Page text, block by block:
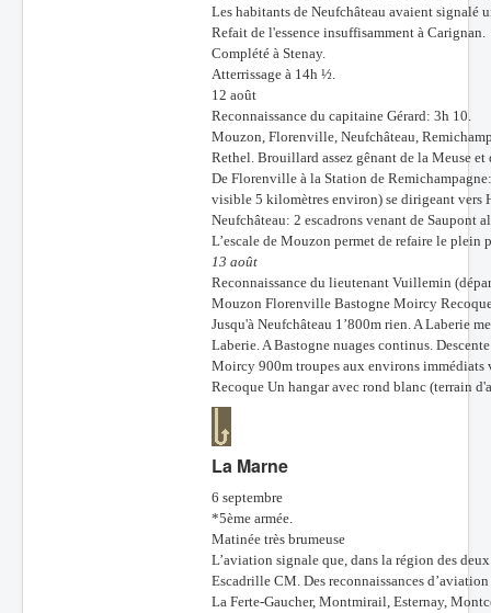
Les habitants de Neufchâteau avaient signalé
Refait de l'essence insuffisamment à Carignan.
Complété à Stenay.
Atterrissage à 14h ½.
12 août
Reconnaissance du capitaine Gérard: 3h 10.
Mouzon, Florenville, Neufchâteau,
Rethel. Brouillard assez gênant de la Meuse
De Florenville à la Station de
visible 5 kilomètres environ) se dirigeant vers
Neufchâteau: 2 escadrons venant de Saupont
L’escale de Mouzon permet de refaire le plein
13 août
Reconnaissance du lieutenant Vuillemin
Mouzon Florenville Bastogne Moircy
Jusqu'à Neufchâteau 1’800m rien. A Laberie
Laberie. A Bastogne nuages continus.
Moircy 900m troupes aux environs immédiats
Recoque Un hangar avec rond blanc (terrain
La Marne
6 septembre
*5ème armée.
Matinée très brumeuse
L’aviation signale que, dans la région des
Escadrille CM. Des reconnaissances
La Ferte-Gaucher, Montmirail, Esternay,